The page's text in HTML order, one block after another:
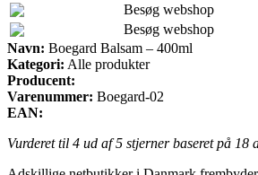
Besøg webshop
Besøg webshop
Navn: Boegard Balsam – 400ml
Kategori: Alle produkter
Producent:
Varenummer: Boegard-02
EAN:
Vurderet til 4 ud af 5 stjerner baseret på 18